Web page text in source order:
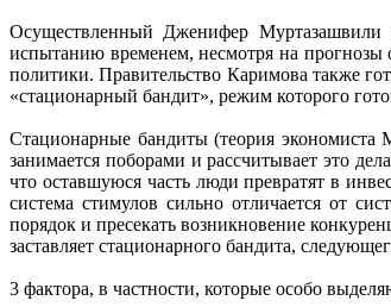
Осуществленный Дженифер Муртазашвили
испытанию временем, несмотря на прогнозы
политики. Правительство Каримова также
«стационарный бандит», режим которого
Стационарные бандиты (теория экономиста
занимается поборами и рассчитывает это
что оставшуюся часть люди превратят в
система стимулов сильно отличается от
порядок и пресекать возникновение
заставляет стационарного бандита,
3 фактора, в частности, которые особо